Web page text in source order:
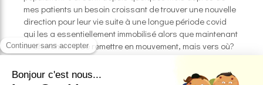
mes patients un besoin croissant de trouver une nouvelle
direction pour leur vie suite à une longue période covid
qui les a essentiellement immobilisé alors que maintenant
ils cherchent à se remettre en mouvement, mais vers où?
vers quoi? et pourquoi?